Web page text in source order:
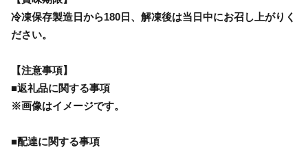
冷凍保存製造日から180日、解凍後は当日中にお召し上がりく
ださい。
【注意事項】
■返礼品に関する事項
※画像はイメージです。
■配達に関する事項